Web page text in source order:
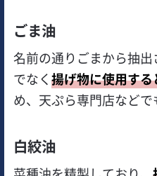
ごま油
名前の通りごまから抽
でなく揚げ物に使用す
め、天ぷら専門店などで
白絞油